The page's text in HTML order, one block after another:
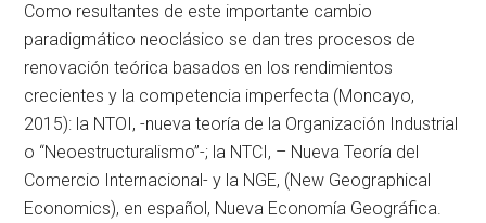
Como resultantes de este importante cambio
paradigmático neoclásico se dan tres procesos de
renovación teórica basados en los rendimientos
crecientes y la competencia imperfecta (Moncayo,
2015): la NTOI, -nueva teoría de la Organización Industrial
o “Neoestructuralismo”-; la NTCI, – Nueva Teoría del
Comercio Internacional- y la NGE, (New Geographical
Economics), en español, Nueva Economía Geográfica.